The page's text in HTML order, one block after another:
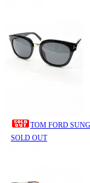
TOM FORD
SOLD OUT